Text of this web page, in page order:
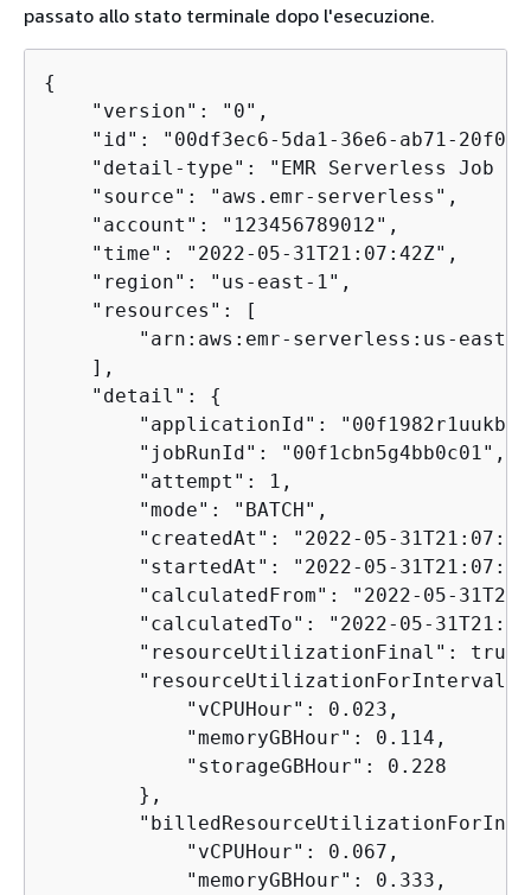
passato allo stato terminale dopo l'esecuzione.
{
    "version": "0",
"id": "00df3ec6-5da1-36e6-ab71-
"detail-type": "EMR Serverless Job
    "source": "aws.emr-serverless",
    "account": "123456789012",
    "time": "2022-05-31T21:07:42Z",
    "region": "us-east-1",
    "resources": [
"arn:aws:emr-serverless:us-
    ],
    "detail":
{
"applicationId":
        "jobRunId": "00f1cbn5g4bb0c01",
        "attempt": 1,
        "mode": "BATCH",
"createdAt": "2022-05-
"startedAt": "2022-05-
"calculatedFrom": "2022-05-
"calculatedTo": "2022-05-
        "resourceUtilizationFinal": true,
            "vCPUHour": 0.023,
            "memoryGBHour": 0.114,
            "storageGBHour": 0.228
        },
            "vCPUHour": 0.067,
            "memoryGBHour": 0.333,